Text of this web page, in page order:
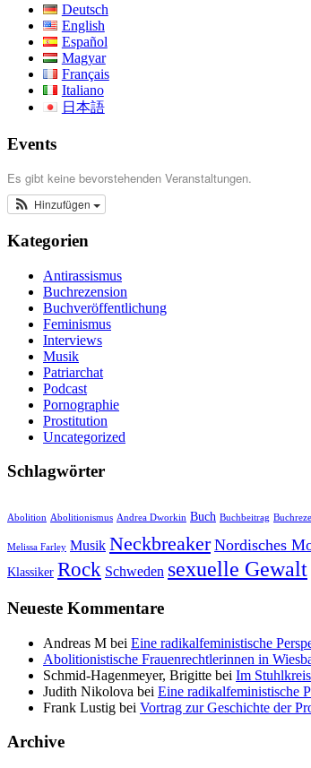
Deutsch
English
Español
Magyar
Français
Italiano
日本語
Events
Es gibt keine bevorstehenden Veranstaltungen.
Hinzufügen
Kategorien
Antirassismus
Buchrezension
Buchveröffentlichung
Feminismus
Interviews
Musik
Patriarchat
Podcast
Pornographie
Prostitution
Uncategorized
Schlagwörter
Abolition Abolitionismus Andrea Dworkin Buch Buchbeitrag
Melissa Farley Musik Neckbreaker Nordisches
Klassiker Rock Schweden sexuelle Gewalt
Neueste Kommentare
Andreas M bei Eine radikalfeministische
Abolitionistische Frauenrechtlerinnen in
Schmid-Hagenmeyer, Brigitte bei Im
Judith Nikolova bei Eine radikalfeministische
Frank Lustig bei Vortrag zur Geschichte der
Archive